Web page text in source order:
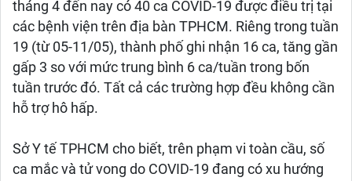
tháng 4 đến nay có 40 ca COVID-19 được điều trị tại
các bệnh viện trên địa bàn TPHCM. Riêng trong tuần
19 (từ 05-11/05), thành phố ghi nhận 16 ca, tăng gần
gấp 3 so với mức trung bình 6 ca/tuần trong bốn
tuần trước đó. Tất cả các trường hợp đều không cần
hỗ trợ hô hấp.
Sở Y tế TPHCM cho biết, trên phạm vi toàn cầu, số
ca mắc và tử vong do COVID-19 đang có xu hướng